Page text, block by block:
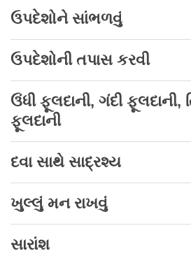
ઉપદેશોને સાંભળવું
ઉપદેશોની તપાસ કરવી
ઉંધી ફૂલદાની, ગંદી ફૂલદાની,
ફૂલદાની
દવા સાથે સાદ્રશ્ય
ખુલ્લું મન રાખવું
સારાંશ